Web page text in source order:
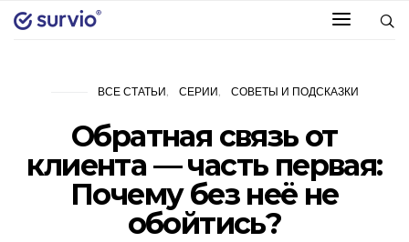
ВСЕ СТАТЬИ СЕРИИ СОВЕТЫ И ПОДСКАЗКИ
Обратная связь от
клиента — часть первая:
Почему без неё не
обойтись?